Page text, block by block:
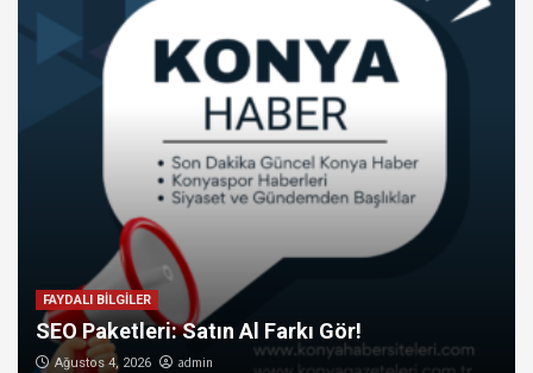
FAYDALI BİLGİLER
SEO Paketleri: Satın Al Farkı Gör!
Ağustos 4, 2026 admin